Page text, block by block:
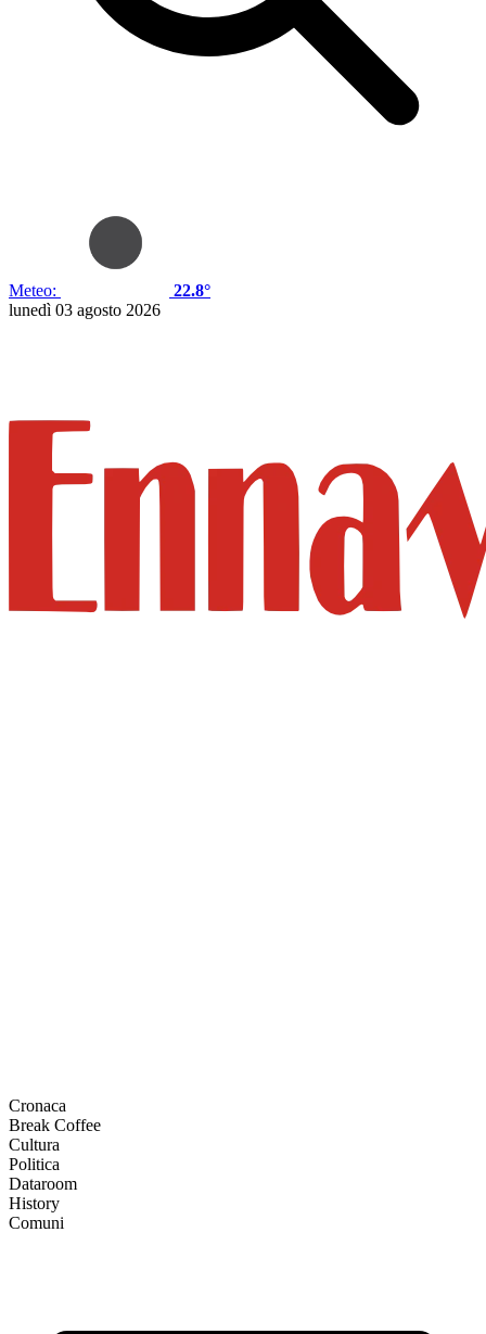
Meteo:
22.8°
lunedì 03 agosto 2026
Cronaca
Break Coffee
Cultura
Politica
Dataroom
History
Comuni